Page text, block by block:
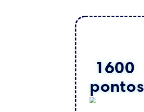
1600
pontos